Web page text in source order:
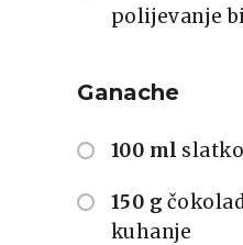
polijevanje
Ganache
100 ml
150 g
kuhanje